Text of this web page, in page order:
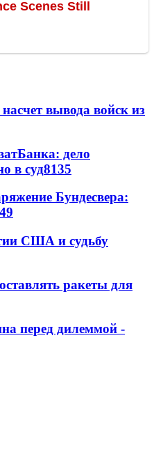
вывода войск из
дело
в суд8135
Бундесвера:
США и судьбу
ракеты для
перед дилеммой -